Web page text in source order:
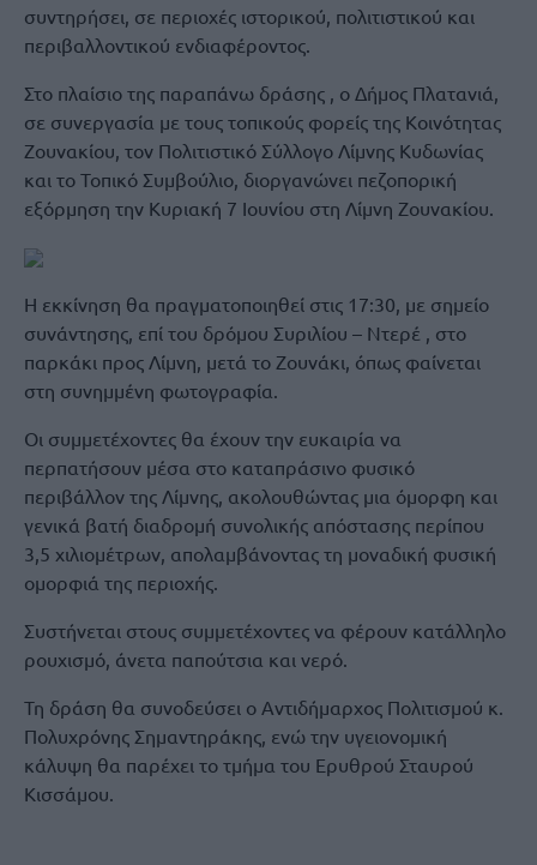
συντηρήσει, σε περιοχές ιστορικού, πολιτιστικού και
περιβαλλοντικού ενδιαφέροντος.
Στο πλαίσιο της παραπάνω δράσης , ο Δήμος Πλατανιά,
σε συνεργασία με τους τοπικούς φορείς της Κοινότητας
Ζουνακίου, τον Πολιτιστικό Σύλλογο Λίμνης Κυδωνίας
και το Τοπικό Συμβούλιο, διοργανώνει πεζοπορική
εξόρμηση την Κυριακή 7 Ιουνίου στη Λίμνη Ζουνακίου.
Η εκκίνηση θα πραγματοποιηθεί στις 17:30, με σημείο
συνάντησης, επί του δρόμου Συριλίου – Ντερέ , στο
παρκάκι προς Λίμνη, μετά το Ζουνάκι, όπως φαίνεται
στη συνημμένη φωτογραφία.
Οι συμμετέχοντες θα έχουν την ευκαιρία να
περπατήσουν μέσα στο καταπράσινο φυσικό
περιβάλλον της Λίμνης, ακολουθώντας μια όμορφη και
γενικά βατή διαδρομή συνολικής απόστασης περίπου
3,5 χιλιομέτρων, απολαμβάνοντας τη μοναδική φυσική
ομορφιά της περιοχής.
Συστήνεται στους συμμετέχοντες να φέρουν κατάλληλο
ρουχισμό, άνετα παπούτσια και νερό.
Τη δράση θα συνοδεύσει ο Αντιδήμαρχος Πολιτισμού κ.
Πολυχρόνης Σημαντηράκης, ενώ την υγειονομική
κάλυψη θα παρέχει το τμήμα του Ερυθρού Σταυρού
Κισσάμου.